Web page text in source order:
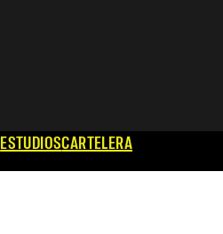
ESTUDIOSCARTELERA